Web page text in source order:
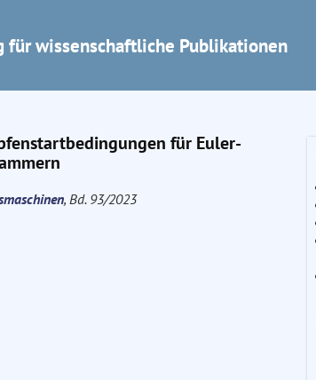
für wissenschaftliche Publikationen
für Euler-
, Bd. 93/2023